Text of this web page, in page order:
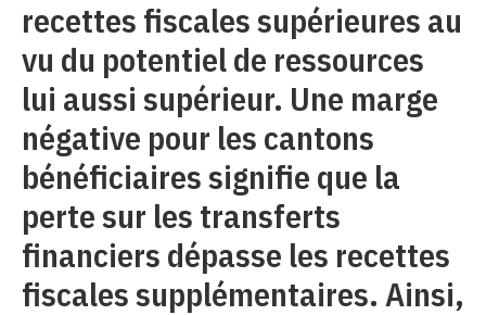
recettes fiscales supérieures au
vu du potentiel de ressources
lui aussi supérieur. Une marge
négative pour les cantons
bénéficiaires signifie que la
perte sur les transferts
financiers dépasse les recettes
fiscales supplémentaires. Ainsi,